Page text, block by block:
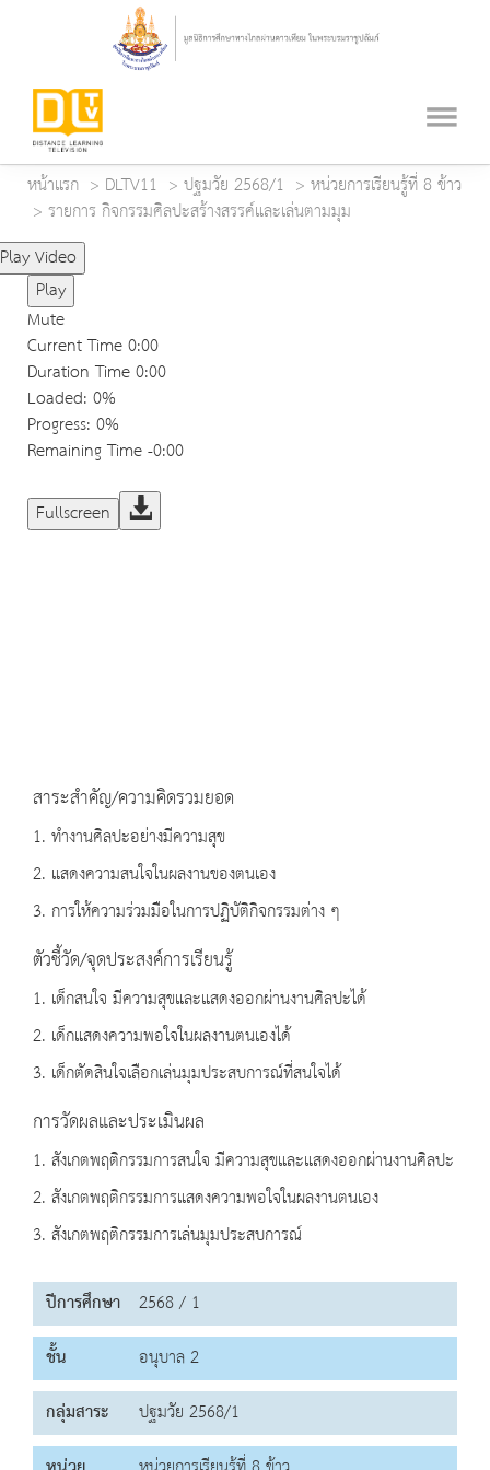
หน้าแรก DLTV11 ปฐมวัย 2568/1
หน่วยการเรียนรู้ที่ 8 ข้าว
รายการ กิจกรรมศิลปะสร้างสรรค์และเล่นตามมุม
Play Video
Play
Mute
Current Time0:00
Duration Time0:00
Loaded: 0%
Progress: 0%
Remaining Time-0:00
Fullscreen
สาระสำคัญ/ความคิดรวมยอด
1. ทำงานศิลปะอย่างมีความสุข
2. แสดงความสนใจในผลงานของตนเอง
3. การให้ความร่วมมือในการปฏิบัติกิจกรรมต่าง ๆ
ตัวชี้วัด/จุดประสงค์การเรียนรู้
1. เด็กสนใจ มีความสุขและแสดงออกผ่านงานศิลปะได้
2. เด็กแสดงความพอใจในผลงานตนเองได้
3. เด็กตัดสินใจเลือกเล่นมุมประสบการณ์ที่สนใจได้
การวัดผลและประเมินผล
1. สังเกตพฤติกรรมการสนใจ มีความสุขและแสดงออกผ่านงานศิลปะ
2. สังเกตพฤติกรรมการแสดงความพอใจในผลงานตนเอง
3. สังเกตพฤติกรรมการเล่นมุมประสบการณ์
ปีการศึกษา 2568 / 1
ชั้น
อนุบาล 2
กลุ่มสาระ
ปฐมวัย 2568/1